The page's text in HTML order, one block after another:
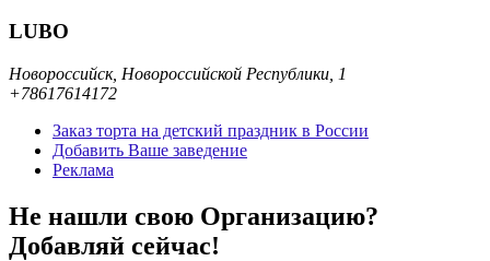
LUBO
Новороссийск, Новороссийской Республики, 1
+78617614172
Заказ торта на детский праздник в России
Добавить Ваше заведение
Реклама
Не нашли свою Организацию?
Добавляй сейчас!